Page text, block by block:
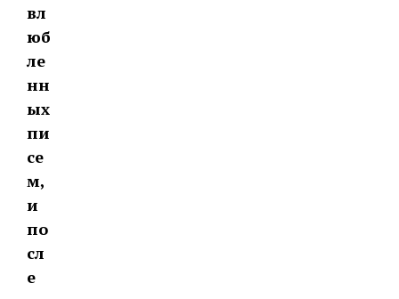
вл
юб
ле
нн
ых
пи
се
м,
и
по
сл
е